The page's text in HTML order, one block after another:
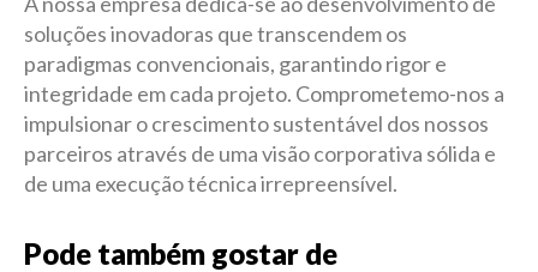
soluções inovadoras que transcendem os
paradigmas convencionais, garantindo rigor e
integridade em cada projeto. Comprometemo-nos a
impulsionar o crescimento sustentável dos nossos
parceiros através de uma visão corporativa sólida e
de uma execução técnica irrepreensível.
Pode também gostar de